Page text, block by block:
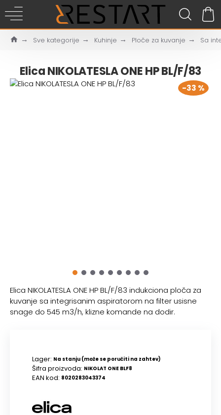
Sve kategorije Kuhinje Ploče za kuvanje Sa
Elica NIKOLATESLA ONE HP BL/F/83
-33 %
Elica NIKOLATESLA ONE HP BL/F/83 indukciona ploča za
kuvanje sa integrisanim aspiratorom na filter usisne
snage do 545 m3/h, klizne komande na dodir.
Lager: Na stanju (može se poručiti na zahtev)
Šifra proizvoda: NIKOLAT ONE BLF8
EAN kod: 8020283043374